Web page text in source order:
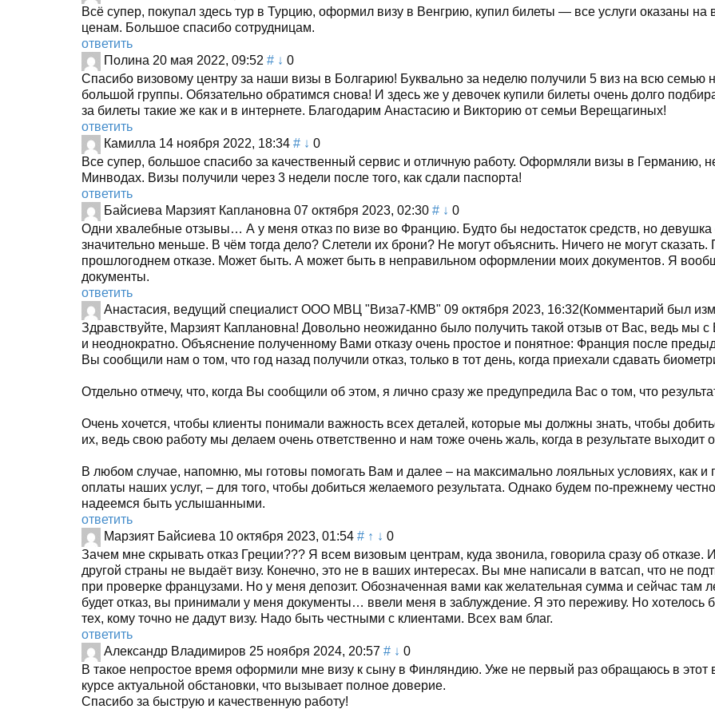
Всё супер, покупал здесь тур в Турцию, оформил визу в Венгрию, купил билеты — все услуги оказаны
ценам. Большое спасибо сотрудницам.
ответить
Полина 20 мая 2022, 09:52 # ↓ 0
Спасибо визовому центру за наши визы в Болгарию! Буквально за неделю получили 5 виз на всю семью
большой группы. Обязательно обратимся снова! И здесь же у девочек купили билеты очень долго
за билеты такие же как и в интернете. Благодарим Анастасию и Викторию от семьи Верещагиных!
ответить
Камилла 14 ноября 2022, 18:34 # ↓ 0
Все супер, большое спасибо за качественный сервис и отличную работу. Оформляли визы в Германию,
Минводах. Визы получили через 3 недели после того, как сдали паспорта!
ответить
Байсиева Марзият Каплановна 07 октября 2023, 02:30 # ↓ 0
Одни хвалебные отзывы… А у меня отказ по визе во Францию. Будто бы недостаток средств, но девушка
значительно меньше. В чём тогда дело? Слетели их брони? Не могут объяснить. Ничего не могут
прошлогоднем отказе. Может быть. А может быть в неправильном оформлении моих документов. Я
документы.
ответить
Анастасия, ведущий специалист ООО МВЦ "Виза7-КМВ" 09 октября 2023, 16:32(Комментарий был
Здравствуйте, Марзият Каплановна! Довольно неожиданно было получить такой отзыв от Вас, ведь мы
и неоднократно. Объяснение полученному Вами отказу очень простое и понятное: Франция после
Вы сообщили нам о том, что год назад получили отказ, только в тот день, когда приехали сдавать
Отдельно отмечу, что, когда Вы сообщили об этом, я лично сразу же предупредила Вас о том, что
Очень хочется, чтобы клиенты понимали важность всех деталей, которые мы должны знать, чтобы
их, ведь свою работу мы делаем очень ответственно и нам тоже очень жаль, когда в результате выходит
В любом случае, напомню, мы готовы помогать Вам и далее – на максимально лояльных условиях, как и
оплаты наших услуг, – для того, чтобы добиться желаемого результата. Однако будем по-прежнему
надеемся быть услышанными.
ответить
Марзият Байсиева 10 октября 2023, 01:54 # ↑ ↓ 0
Зачем мне скрывать отказ Греции??? Я всем визовым центрам, куда звонила, говорила сразу об
другой страны не выдаёт визу. Конечно, это не в ваших интересах. Вы мне написали в ватсап, что не
при проверке французами. Но у меня депозит. Обозначенная вами как желательная сумма и сейчас там
будет отказ, вы принимали у меня документы… ввели меня в заблуждение. Я это переживу. Но хотелось
тех, кому точно не дадут визу. Надо быть честными с клиентами. Всех вам благ.
ответить
Александр Владимиров 25 ноября 2024, 20:57 # ↓ 0
В такое непростое время оформили мне визу к сыну в Финляндию. Уже не первый раз обращаюсь в этот
курсе актуальной обстановки, что вызывает полное доверие.
Спасибо за быструю и качественную работу!